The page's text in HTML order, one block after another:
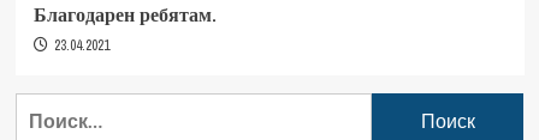
Благодарен ребятам.
23.04.2021